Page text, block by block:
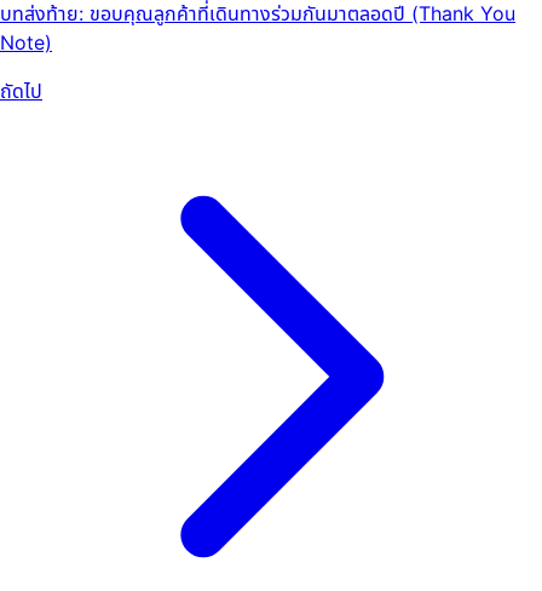
บทส่งท้าย: ขอบคุณลูกค้าที่เดินทางร่วมกันมาตลอดปี (Thank You
Note)
ถัดไป